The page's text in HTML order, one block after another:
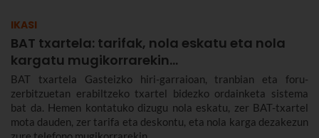
IKASI
BAT txartela: tarifak, nola eskatu eta nola
kargatu mugikorrarekin...
BAT txartela Gasteizko hiri-garraioan, tranbian eta foru-
zerbitzuetan erabiltzeko txartel bidezko ordainketa sistema
bat da. Hemen kontatuko dizugu nola eskatu, zer BAT-txartel
mota dauden, zer tarifa eta deskontu, eta nola karga dezakezun